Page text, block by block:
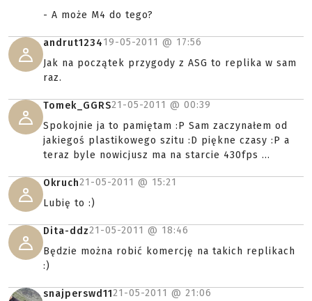
- A może M4 do tego?
andrut123419-05-2011 @ 17:56
Jak na początek przygody z ASG to replika w sam
raz.
Tomek_GGRS21-05-2011 @ 00:39
Spokojnie ja to pamiętam :P Sam zaczynałem od
jakiegoś plastikowego szitu :D piękne czasy :P a
teraz byle nowicjusz ma na starcie 430fps ...
Okruch21-05-2011 @ 15:21
Lubię to :)
Dita-ddz21-05-2011 @ 18:46
Będzie można robić komercję na takich replikach
:)
snajperswd1121-05-2011 @ 21:06